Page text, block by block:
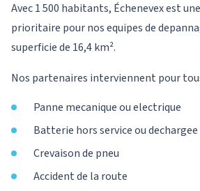
Avec 1 500 habitants, Échenevex est
prioritaire pour nos equipes de
superficie de 16,4 km².
Nos partenaires interviennent pour
Panne mecanique ou electrique
Batterie hors service ou dechargee
Crevaison de pneu
Accident de la route